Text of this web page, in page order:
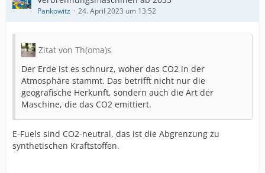
Pankowitz 24. April 2023 um 13:52
Zitat von Th(oma)s
Der Erde ist es schnurz, woher das CO2 in der
Atmosphäre stammt. Das betrifft nicht nur die
geografische Herkunft, sondern auch die Art der
Maschine, die das CO2 emittiert.
E-Fuels sind CO2-neutral, das ist die Abgrenzung zu
synthetischen Kraftstoffen.